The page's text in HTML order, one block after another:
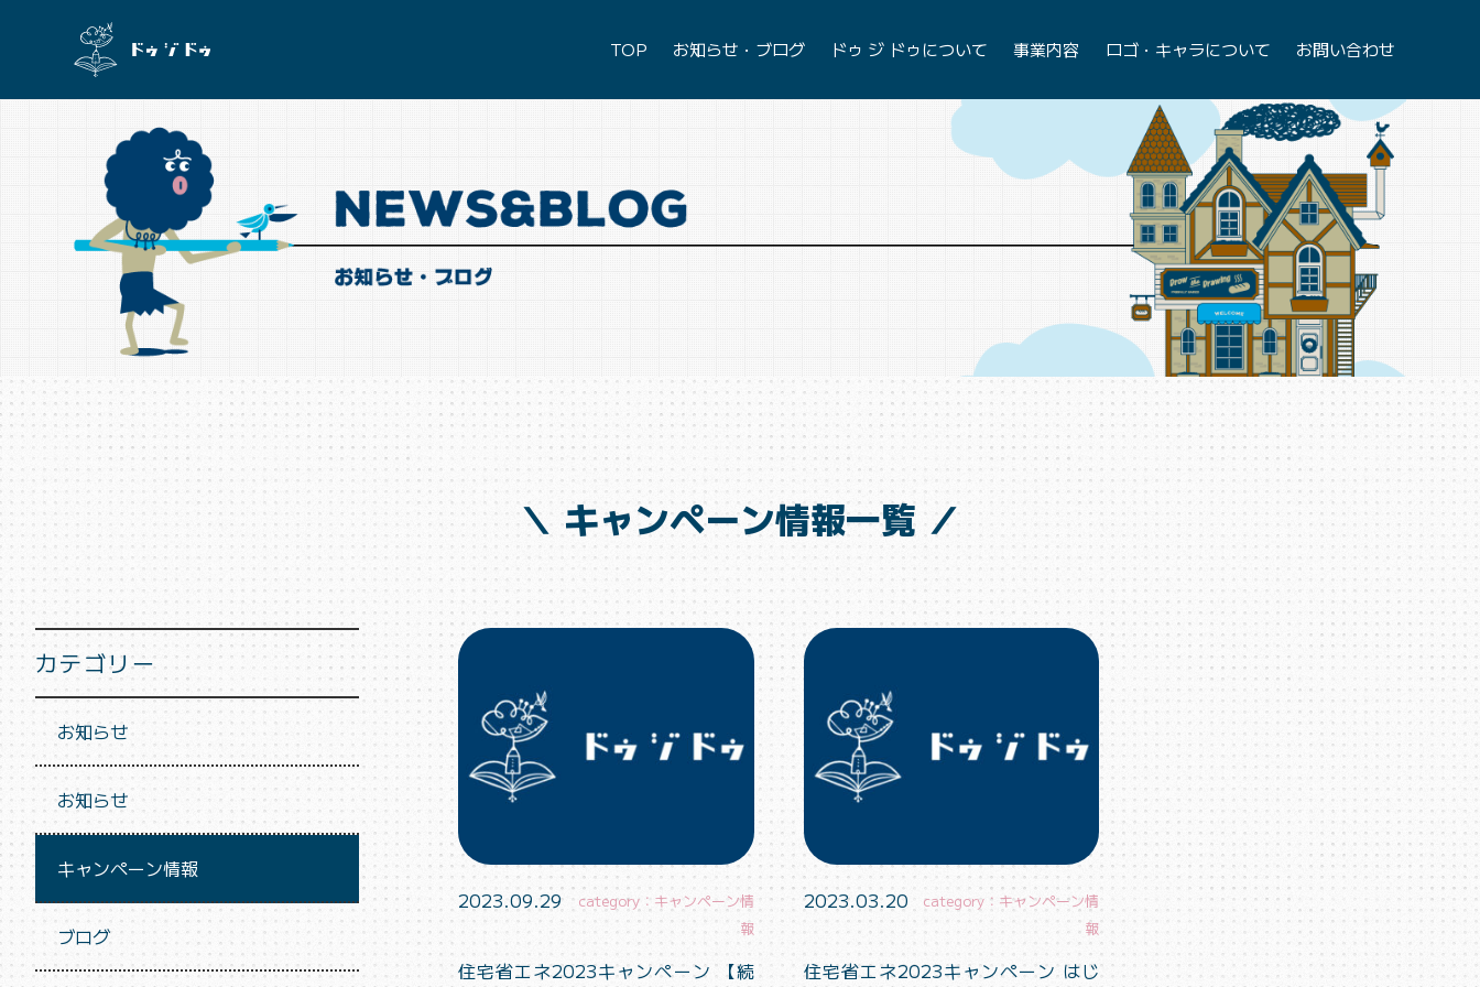
TOP お知らせ・ブログ ドゥ ジ ドゥについて 事業内容 ロゴ・キャラについて お問い合わせ
＼ キャンペーン情報一覧 ／
カテゴリー
お知らせ
お知らせ
キャンペーン情報
ブログ
2023.09.29
category：キャンペーン情
報
住宅省エネ2023キャンペーン 【続
2023.03.20
category：キャンペーン情
報
住宅省エネ2023キャンペーン はじ